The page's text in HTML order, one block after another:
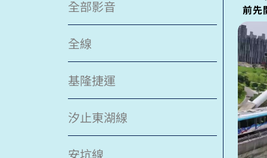
全部影音
全線
基隆捷運
汐止東湖線
安坑線
前先